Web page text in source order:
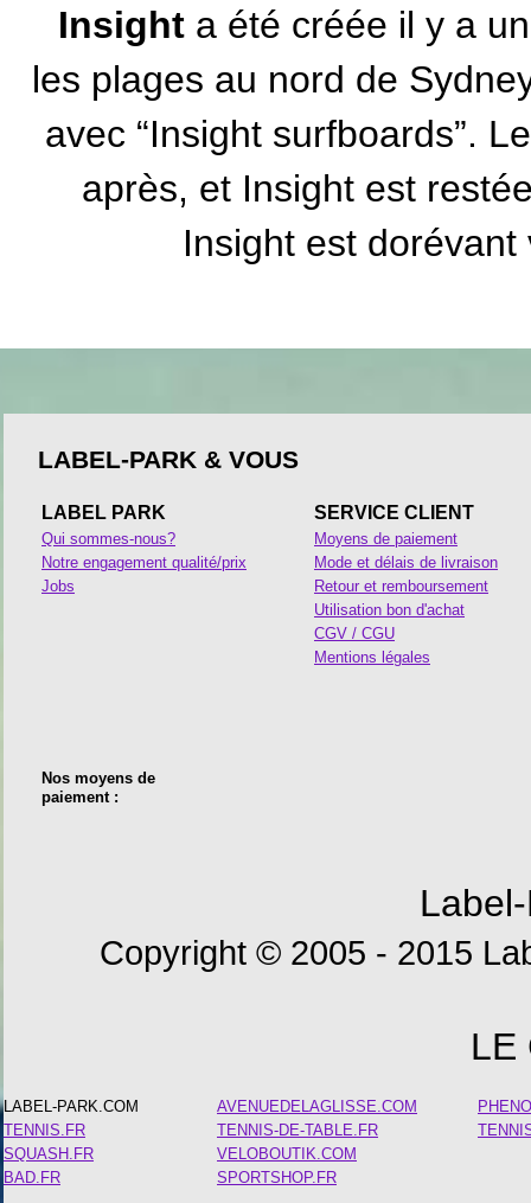
Insight a été créée il y a
les plages au nord de
avec “Insight surfboards”.
après, et Insight est
Insight est
LABEL-PARK & VOUS
LABEL PARK
Qui sommes-nous?
Notre engagement qualité/prix
Jobs
SERVICE CLIENT
Moyens de paiement
Mode et délais de livraison
Retour et remboursement
Utilisation bon d'achat
CGV / CGU
Mentions légales
Nos moyens de
paiement :
Copyright © 2005 - 2015
LE
LABEL-PARK.COM
TENNIS.FR
SQUASH.FR
BAD.FR
AVENUEDELAGLISSE.COM
TENNIS-DE-TABLE.FR
VELOBOUTIK.COM
SPORTSHOP.FR